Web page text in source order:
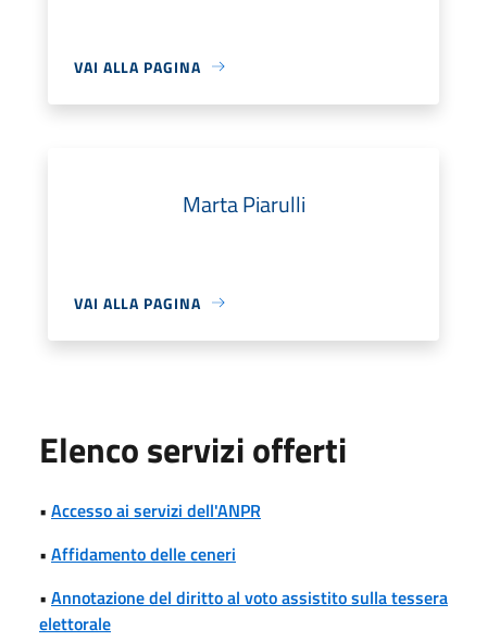
VAI ALLA PAGINA
Marta Piarulli
VAI ALLA PAGINA
Elenco servizi offerti
• Accesso ai servizi dell'ANPR
• Affidamento delle ceneri
• Annotazione del diritto al voto assistito sulla tessera
elettorale